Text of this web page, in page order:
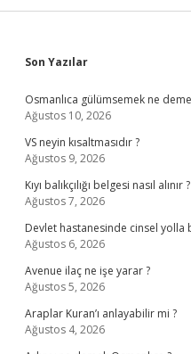
Sidebar
Son Yazılar
Osmanlıca gülümsemek ne
Ağustos 10, 2026
VS neyin kısaltmasıdır ?
Ağustos 9, 2026
Kıyı balıkçılığı belgesi nasıl alınır ?
Ağustos 7, 2026
Devlet hastanesinde cinsel yolla
Ağustos 6, 2026
Avenue ilaç ne işe yarar ?
Ağustos 5, 2026
Araplar Kuran’ı anlayabilir mi ?
Ağustos 4, 2026